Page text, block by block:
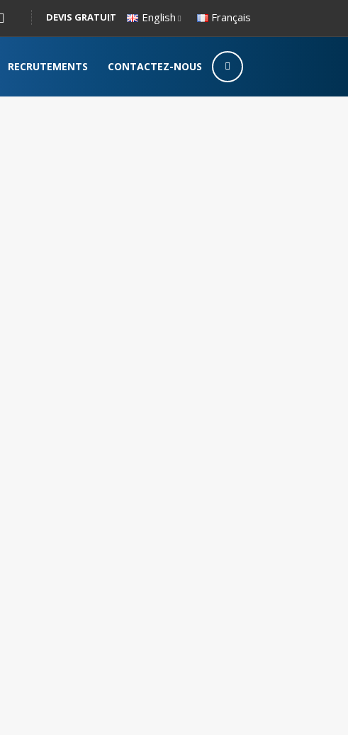
DEVIS GRATUIT English Français
RECRUTEMENTS CONTACTEZ-NOUS